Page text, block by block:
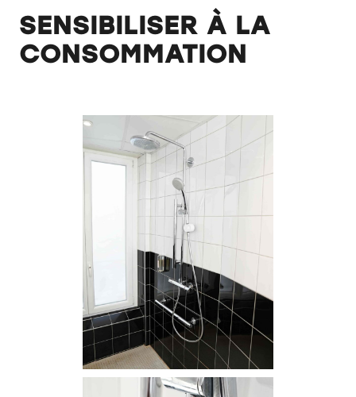
SENSIBILISER À LA
CONSOMMATION